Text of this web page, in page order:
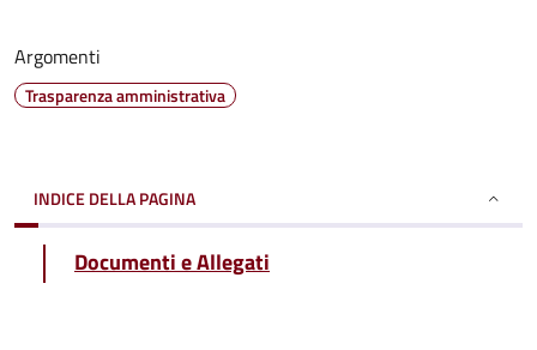
Argomenti
Trasparenza amministrativa
INDICE DELLA PAGINA
Documenti e Allegati